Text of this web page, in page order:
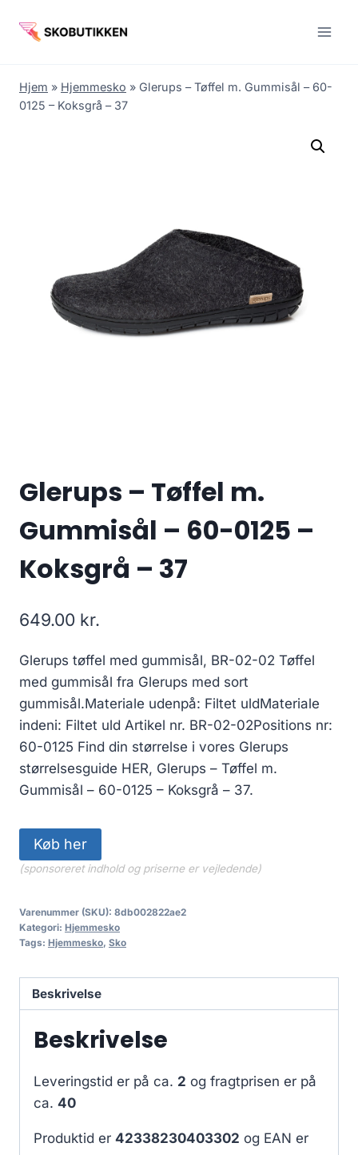
Hjem » Hjemmesko » Glerups – Tøffel m. Gummisål – 60-
0125 – Koksgrå – 37
Glerups – Tøffel m.
Gummisål – 60-0125 –
Koksgrå – 37
649.00 kr.
Glerups tøffel med gummisål, BR-02-02 Tøffel
med gummisål fra Glerups med sort
gummisål.Materiale udenpå: Filtet uldMateriale
indeni: Filtet uld Artikel nr. BR-02-02Positions nr:
60-0125 Find din størrelse i vores Glerups
størrelsesguide HER, Glerups – Tøffel m.
Gummisål – 60-0125 – Koksgrå – 37.
Køb her
(sponsoreret indhold og priserne er vejledende)
Varenummer (SKU): 8db002822ae2
Kategori: Hjemmesko
Tags: Hjemmesko, Sko
Beskrivelse
Beskrivelse
Leveringstid er på ca. 2 og fragtprisen er på
ca. 40
Produktid er 42338230403302 og EAN er